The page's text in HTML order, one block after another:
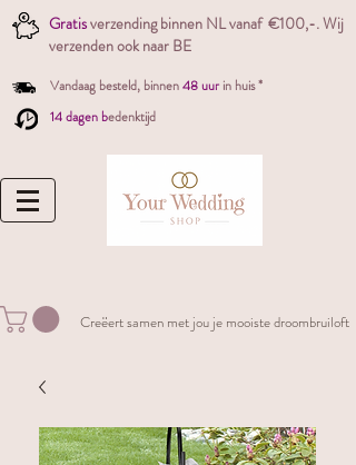
Gratisverzending binnen NL vanaf €100,-. Wij
verzenden ook naar BE
Vandaag besteld, binnen48 uur in huis *
14 dagen bedenktijd
Creëert samen met jou je mooiste droombruiloft